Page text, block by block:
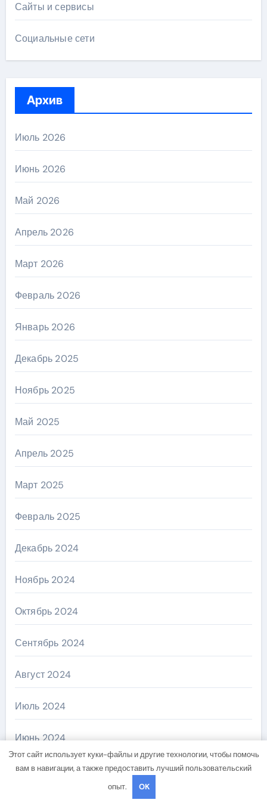
Сайты и сервисы
Социальные сети
Архив
Июль 2026
Июнь 2026
Май 2026
Апрель 2026
Март 2026
Февраль 2026
Январь 2026
Декабрь 2025
Ноябрь 2025
Май 2025
Апрель 2025
Март 2025
Февраль 2025
Декабрь 2024
Ноябрь 2024
Октябрь 2024
Сентябрь 2024
Август 2024
Июль 2024
Июнь 2024
Май 2024
Этот сайт использует куки-файлы и другие технологии, чтобы помочь
вам в навигации, а также предоставить лучший пользовательский
опыт.
OK